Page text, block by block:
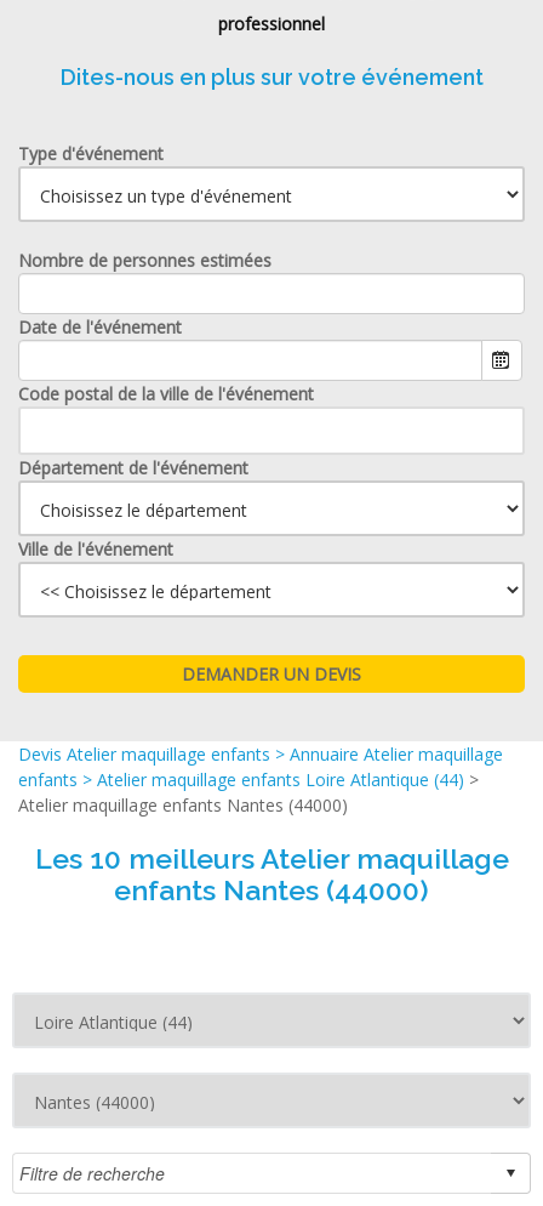
professionnel
Dites-nous en plus sur votre événement
Type d'événement
Nombre de personnes estimées
Date de l'événement
Code postal de la ville de l'événement
Département de l'événement
Ville de l'événement
Devis Atelier maquillage enfants > Annuaire Atelier maquillage
enfants > Atelier maquillage enfants Loire Atlantique (44) >
Atelier maquillage enfants Nantes (44000)
Les 10 meilleurs Atelier maquillage
enfants Nantes (44000)